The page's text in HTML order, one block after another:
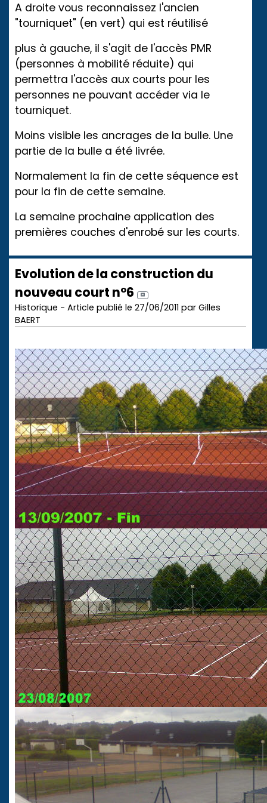
A droite vous reconnaissez l'ancien
"tourniquet" (en vert) qui est réutilisé
plus à gauche, il s'agit de l'accès PMR
(personnes à mobilité réduite) qui
permettra l'accès aux courts pour les
personnes ne pouvant accéder via le
tourniquet.
Moins visible les ancrages de la bulle. Une
partie de la bulle a été livrée.
Normalement la fin de cette séquence est
pour la fin de cette semaine.
La semaine prochaine application des
premières couches d'enrobé sur les courts.
Evolution de la construction du
nouveau court n°6
Historique - Article publié le 27/06/2011 par Gilles
BAERT